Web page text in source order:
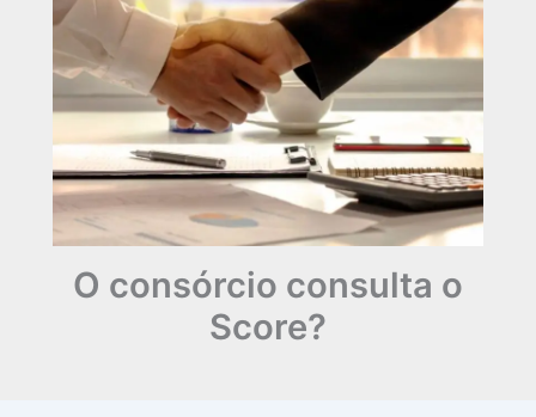
O consórcio consulta o
Score?